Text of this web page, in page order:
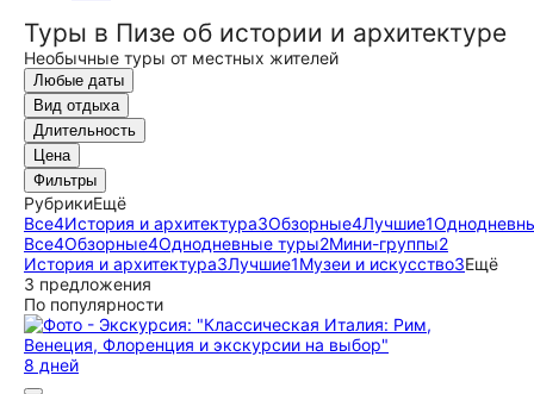
Туры в Пизе об истории и архитектуре
Необычные туры от местных жителей
Любые даты
Вид отдыха
Длительность
Цена
Фильтры
РубрикиЕщё
Все4История и архитектура3Обзорные4Лучшие1
Все4Обзорные4Однодневные туры2Мини-группы2
История и архитектура3Лучшие1Музеи и искусство3Ещё
3 предложения
По популярности
8 дней